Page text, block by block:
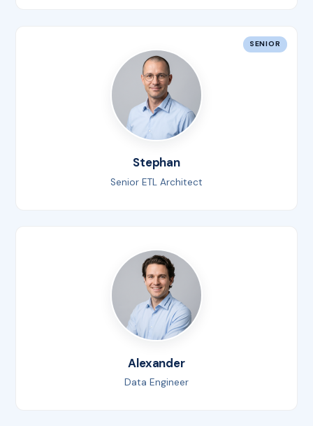
Stephan
Senior ETL Architect
SENIOR
Alexander
Data Engineer